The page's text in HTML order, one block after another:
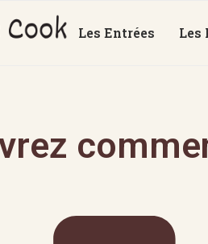
Les Entrées Les